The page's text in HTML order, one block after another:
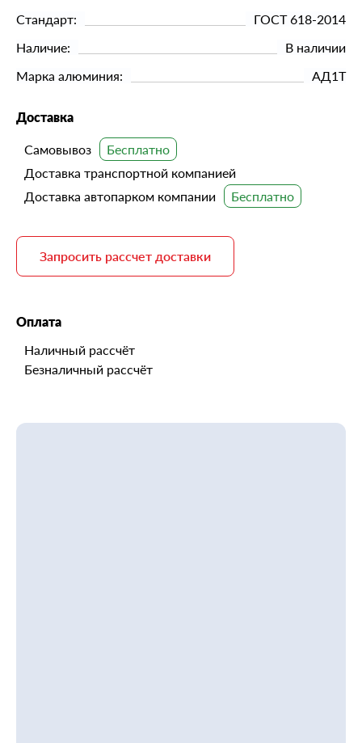
Стандарт:
ГОСТ 618-2014
Наличие:
В наличии
Марка алюминия:
АД1Т
Доставка
Самовывоз
Доставка транспортной компанией
Доставка автопарком компании
Запросить рассчет доставки
Оплата
Наличный рассчёт
Безналичный рассчёт